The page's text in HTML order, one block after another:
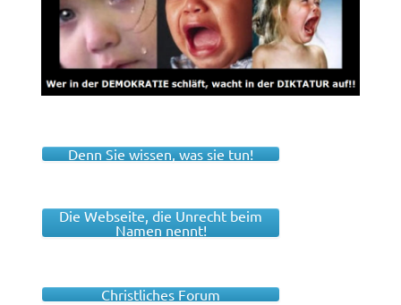
Denn Sie wissen, was sie tun!
Die Webseite, die Unrecht beim
Namen nennt!
Christliches Forum